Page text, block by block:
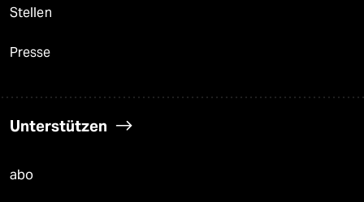
Stellen
Presse
Unterstützen
abo